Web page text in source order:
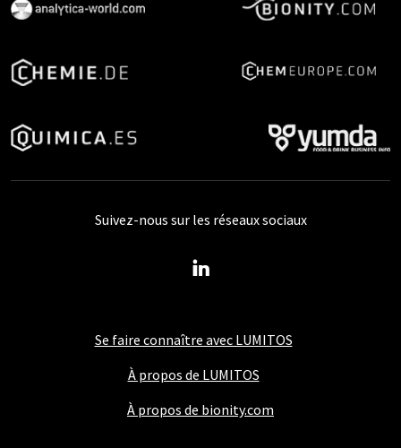
Se faire connaître avec LUMITOS
À propos de LUMITOS
À propos de bionity.com
Suivez-nous sur les réseaux sociaux